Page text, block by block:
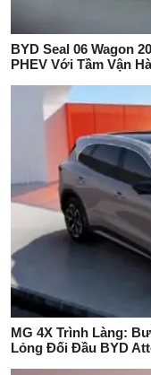
BYD Seal 06 Wagon
PHEV Với Tầm Vận
MG 4X Trình Làng:
Lỏng Đối Đầu BYD